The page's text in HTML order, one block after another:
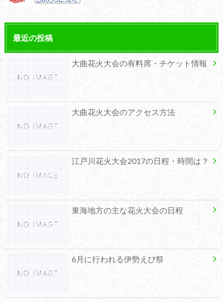
最近の投稿
大曲花火大会の有料席・チケット情報
大曲花火大会のアクセス方法
江戸川花火大会2017の日程・時間は？
東海地方の主な花火大会の日程
6月に行われる伊勢えび祭